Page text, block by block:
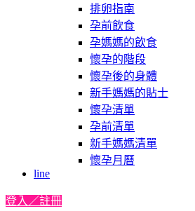
排卵指南
孕前飲食
孕媽媽的飲食
懷孕的階段
懷孕後的身體
新手媽媽的貼士
懷孕清單
孕前清單
新手媽媽清單
懷孕月曆
line
登入／註冊